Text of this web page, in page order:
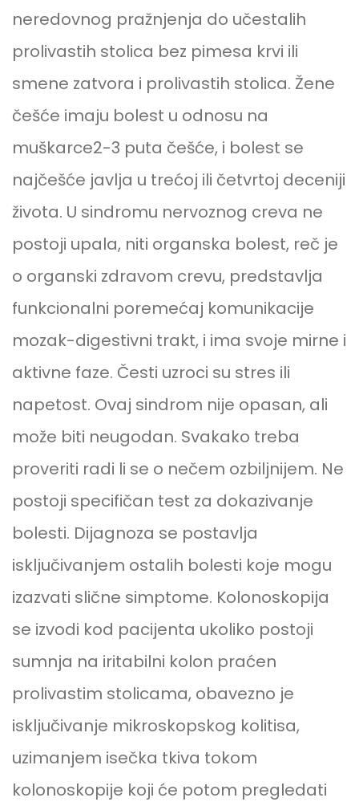
neredovnog pražnjenja do učestalih
prolivastih stolica bez pimesa krvi ili
smene zatvora i prolivastih stolica. Žene
češće imaju bolest u odnosu na
muškarce2-3 puta češće, i bolest se
najčešće javlja u trećoj ili četvrtoj deceniji
života. U sindromu nervoznog creva ne
postoji upala, niti organska bolest, reč je
o organski zdravom crevu, predstavlja
funkcionalni poremećaj komunikacije
mozak-digestivni trakt, i ima svoje mirne i
aktivne faze. Česti uzroci su stres ili
napetost. Ovaj sindrom nije opasan, ali
može biti neugodan. Svakako treba
proveriti radi li se o nečem ozbiljnijem. Ne
postoji specifičan test za dokazivanje
bolesti. Dijagnoza se postavlja
isključivanjem ostalih bolesti koje mogu
izazvati slične simptome. Kolonoskopija
se izvodi kod pacijenta ukoliko postoji
sumnja na iritabilni kolon praćen
prolivastim stolicama, obavezno je
isključivanje mikroskopskog kolitisa,
uzimanjem isečka tkiva tokom
kolonoskopije koji će potom pregledati